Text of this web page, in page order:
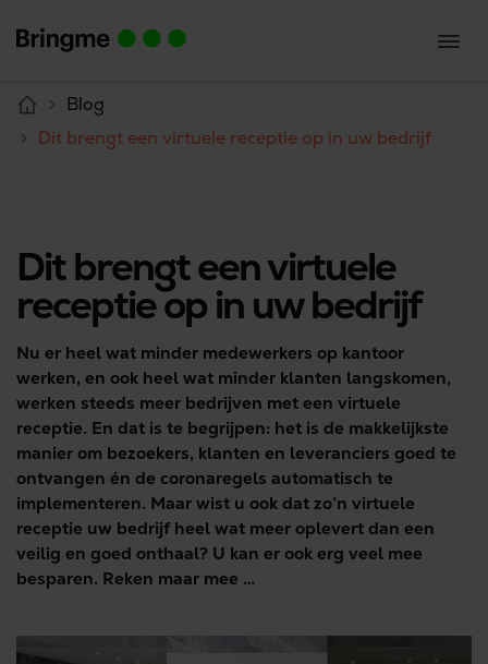
Blog
Dit brengt een virtuele receptie op in uw bedrijf
Dit brengt een virtuele
receptie op in uw bedrijf
Nu er heel wat minder medewerkers op kantoor
werken, en ook heel wat minder klanten langskomen,
werken steeds meer bedrijven met een virtuele
receptie. En dat is te begrijpen: het is de makkelijkste
manier om bezoekers, klanten en leveranciers goed te
ontvangen én de coronaregels automatisch te
implementeren. Maar wist u ook dat zo’n virtuele
receptie uw bedrijf heel wat meer oplevert dan een
veilig en goed onthaal? U kan er ook erg veel mee
besparen. Reken maar mee …